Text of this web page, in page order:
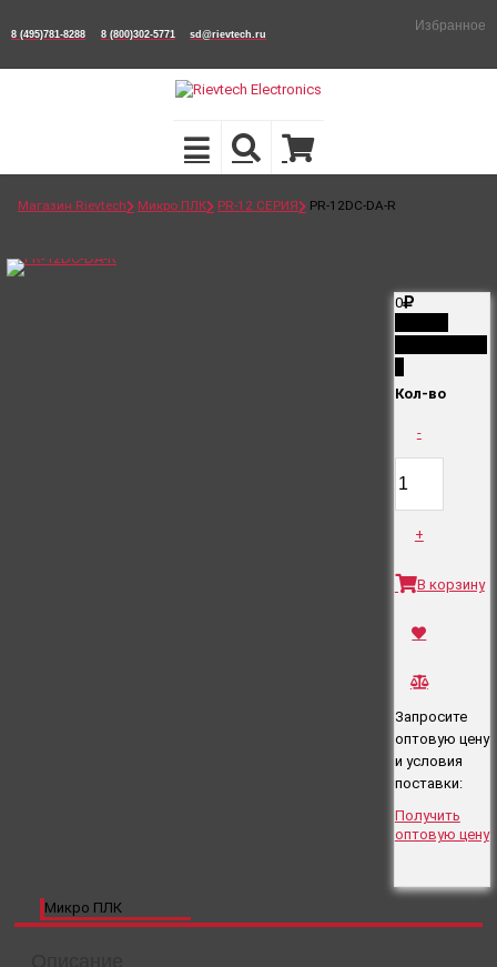
Избранное
8 (495)781-8288 8 (800)302-5771 sd@rievtech.ru
Магазин Rievtech Микро ПЛК PR-12 СЕРИЯ PR-12DC-DA-R
0
Кол-во
-
+
В корзину
Запросите
оптовую цену
и условия
поставки:
Получить
оптовую цену
Микро ПЛК